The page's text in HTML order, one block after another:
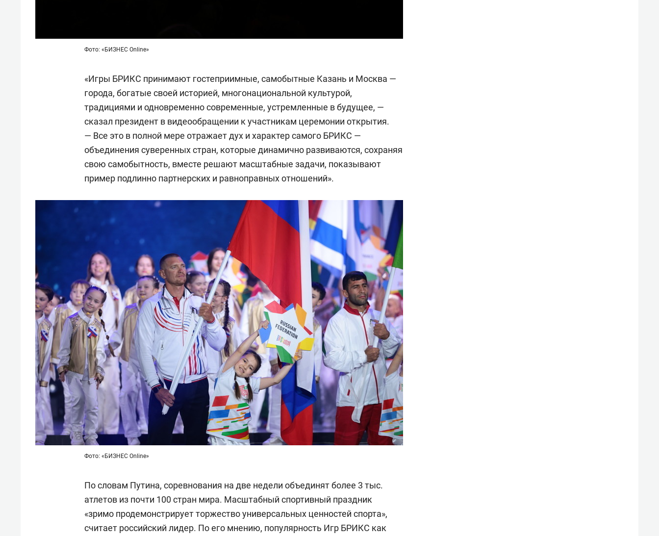
Фото: «БИЗНЕС Online»
«Игры БРИКС принимают гостеприимные, самобытные Казань и Москва —
города, богатые своей историей, многонациональной культурой,
традициями и одновременно современные, устремленные в будущее, —
сказал президент в видеообращении к участникам церемонии открытия.
— Все это в полной мере отражает дух и характер самого БРИКС —
объединения суверенных стран, которые динамично развиваются, сохраняя
свою самобытность, вместе решают масштабные задачи, показывают
пример подлинно партнерских и равноправных отношений».
Фото: «БИЗНЕС Online»
По словам Путина, соревнования на две недели объединят более 3 тыс.
атлетов из почти 100 стран мира. Масштабный спортивный праздник
«зримо продемонстрирует торжество универсальных ценностей спорта»,
считает российский лидер. По его мнению, популярность Игр БРИКС как